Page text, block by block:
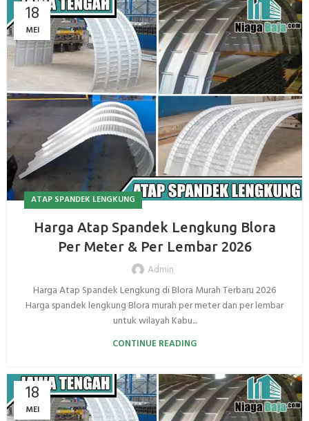
18
MEI
ATAP SPANDEK LENGKUNG
Harga Atap Spandek Lengkung Blora
Per Meter & Per Lembar 2026
Admin
Harga Atap Spandek Lengkung di Blora Murah Terbaru 2026
Harga spandek lengkung Blora murah per meter dan per lembar
untuk wilayah Kabu...
CONTINUE READING
18
MEI